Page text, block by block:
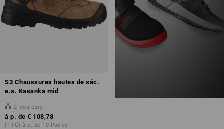
S3 Chaussures hautes de séc.
e.s. Kasanka mid
2 couleurs
à p. de € 108,78
(TTC) à p. de 10 Paires